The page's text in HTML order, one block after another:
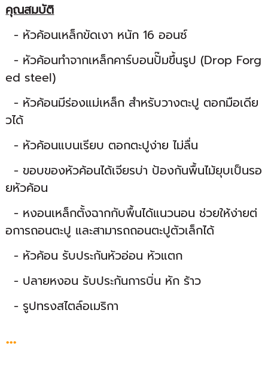
คุณสมบัติ
- หัวค้อนเหล็กขัดเงา หนัก 16 ออนซ์
- หัวค้อนทำจากเหล็กคาร์บอนปั๊มขึ้นรูป (Drop Forg
ed steel)
- หัวค้อนมีร่องแม่เหล็ก สำหรับวางตะปู ตอกมือเดีย
วได้
- หัวค้อนแบนเรียบ ตอกตะปูง่าย ไม่ลื่น
- ขอบของหัวค้อนได้เจียรบ่า ป้องกันพื้นไม้ยุบเป็นรอ
ยหัวค้อน
- หงอนเหล็กตั้งฉากกับพื้นได้แนวนอน ช่วยให้ง่ายต่
อการถอนตะปู และสามารถถอนตะปูตัวเล็กได้
- หัวค้อน รับประกันหัวอ่อน หัวแตก
- ปลายหงอน รับประกันการบิ่น หัก ร้าว
- รูปทรงสไตล์อเมริกา
...